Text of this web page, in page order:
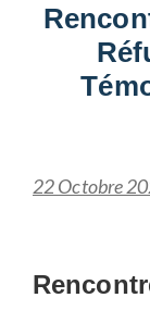
22 Octobre